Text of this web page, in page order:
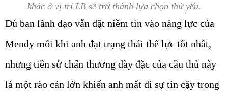
khác ở vị trí LB sẽ trở thành lựa chọn thứ yếu.
Dù ban lãnh đạo vẫn đặt niềm tin vào năng lực của
Mendy mỗi khi anh đạt trạng thái thể lực tốt nhất,
nhưng tiền sử chấn thương dày đặc của cầu thủ này
là một rào cản lớn khiến anh mất đi sự tin cậy trong